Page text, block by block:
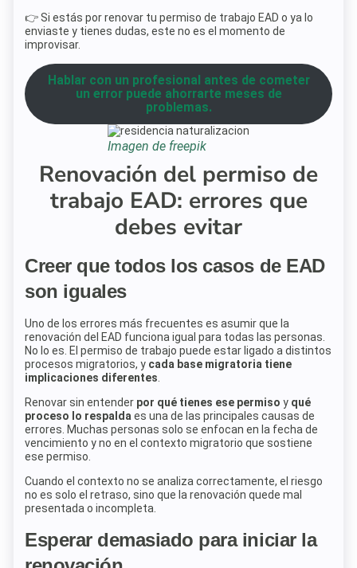
👉 Si estás por renovar tu permiso de trabajo EAD o ya lo
enviaste y tienes dudas, este no es el momento de
improvisar.
Hablar con un profesional antes de cometer
un error puede ahorrarte meses de
problemas.
Imagen de freepik
Renovación del permiso de
trabajo EAD: errores que
debes evitar
Creer que todos los casos de EAD
son iguales
Uno de los errores más frecuentes es asumir que la
renovación del EAD funciona igual para todas las personas.
No lo es. El permiso de trabajo puede estar ligado a distintos
procesos migratorios, y cada base migratoria tiene
implicaciones diferentes
Renovar sin entender por qué tienes ese permiso y qué
proceso lo respalda es una de las principales causas de
errores. Muchas personas solo se enfocan en la fecha de
vencimiento y no en el contexto migratorio que sostiene
ese permiso.
Cuando el contexto no se analiza correctamente, el riesgo
no es solo el retraso, sino que la renovación quede mal
presentada o incompleta.
Esperar demasiado para iniciar la